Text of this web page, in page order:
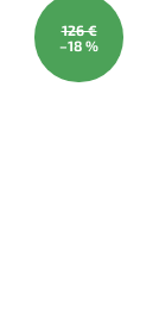
126 €
–18 %